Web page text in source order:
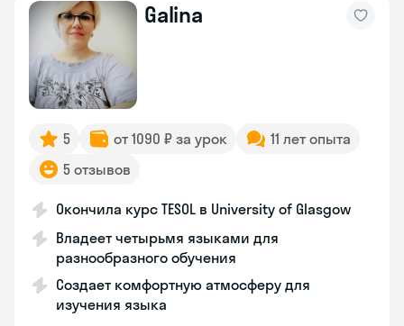
Galina
5 от 1090 ₽ за урок
11 лет опыта
5 отзывов
Окончила курс TESOL в University of Glasgow
Владеет четырьмя языками для
разнообразного обучения
Создает комфортную атмосферу для
изучения языка